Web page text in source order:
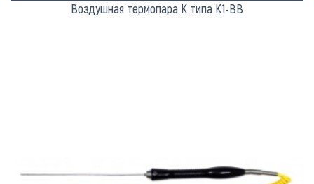
Воздушная термопара K типа К1-ВВ